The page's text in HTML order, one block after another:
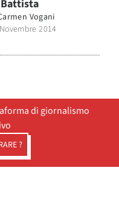
Vogani
2014
di giornalismo
?